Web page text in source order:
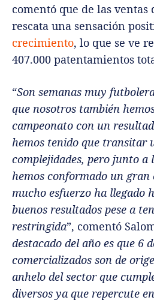
comentó que de las ventas
rescata una sensación
crecimiento, lo que se ve
407.000 patentamientos
“Son semanas muy
que nosotros también
campeonato con un
hemos tenido que transitar
complejidades, pero junto a
hemos conformado un gran
mucho esfuerzo ha llegado
buenos resultados pese a
restringida”, comentó
destacado del año es que 6
comercializados son de
anhelo del sector que
diversos ya que repercute